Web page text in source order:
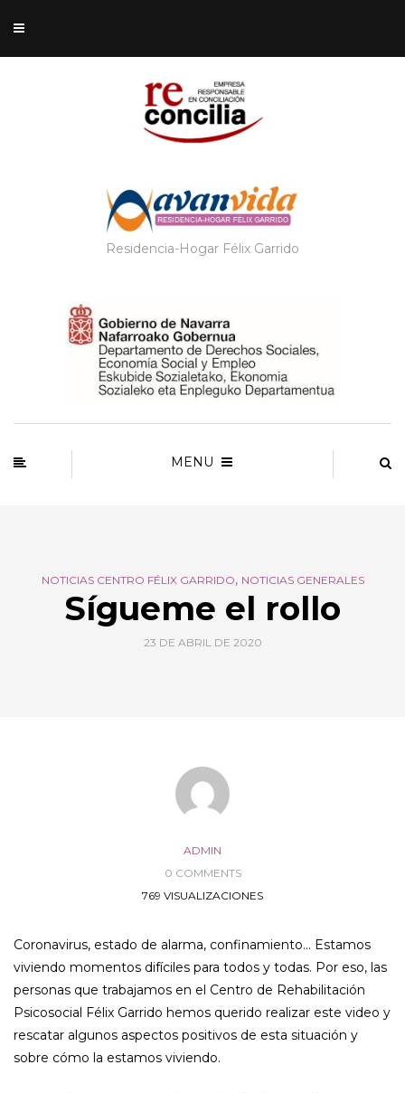
Residencia-Hogar Félix Garrido
MENU
NOTICIAS CENTRO FÉLIX GARRIDO, NOTICIAS GENERALES
Sígueme el rollo
23 DE ABRIL DE 2020
ADMIN
0 COMMENTS
769 VISUALIZACIONES
Coronavirus, estado de alarma, confinamiento… Estamos
viviendo momentos difíciles para todos y todas. Por eso, las
personas que trabajamos en el Centro de Rehabilitación
Psicosocial Félix Garrido hemos querido realizar este video y
rescatar algunos aspectos positivos de esta situación y
sobre cómo la estamos viviendo.